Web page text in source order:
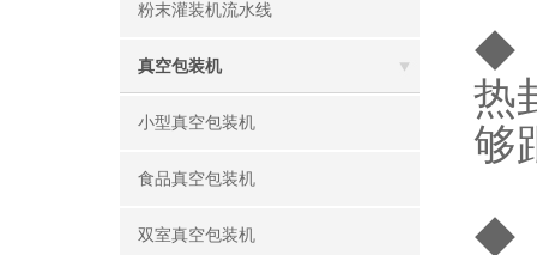
粉末灌装机流水线
真空包装机
小型真空包装机
食品真空包装机
双室真空包装机
◆
热
够
◆